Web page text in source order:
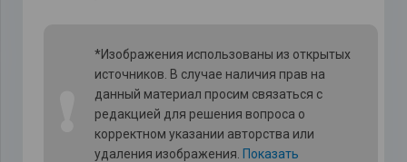
*Изображения использованы из открытых
источников. В случае наличия прав на
данный материал просим связаться с
редакцией для решения вопроса о
корректном указании авторства или
удаления изображения. Показать